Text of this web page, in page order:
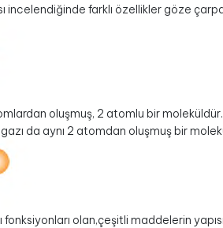
incelendiğinde farklı özellikler göze
oluşmuş, 2 atomlu bir moleküldür.
da aynı 2 atomdan oluşmuş bir
olan,çeşitli maddelerin